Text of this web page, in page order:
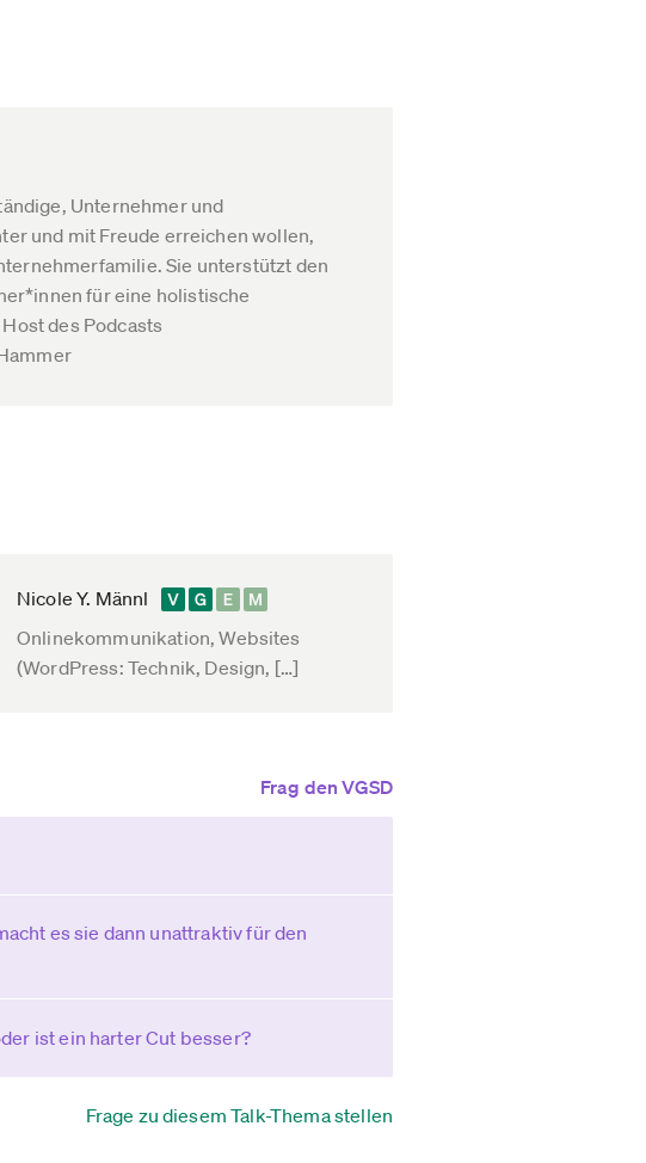
Unternehmer und
und mit Freude erreichen wollen,
Sie unterstützt den
für eine holistische
des Podcasts
Nicole Y. Männl
Onlinekommunikation, Websites
(WordPress: Technik, Design, […]
Frag den VGSD
es sie dann unattraktiv für den
ist ein harter Cut besser?
Frage zu diesem Talk-Thema stellen